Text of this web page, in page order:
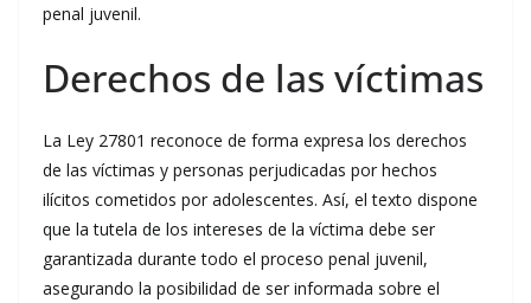
penal juvenil.
Derechos de las víctimas
La Ley 27801 reconoce de forma expresa los derechos
de las víctimas y personas perjudicadas por hechos
ilícitos cometidos por adolescentes. Así, el texto dispone
que la tutela de los intereses de la víctima debe ser
garantizada durante todo el proceso penal juvenil,
asegurando la posibilidad de ser informada sobre el